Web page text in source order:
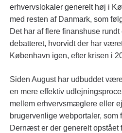
erhvervslokaler generelt høj i
med resten af Danmark, som
Det har af flere finanshuse
debatteret, hvorvidt der har
København igen, efter krisen i
Siden August har udbuddet
en mere effektiv
mellem erhvervsmæglere eller
brugervenlige webportaler, som
Dernæst er der generelt opstået